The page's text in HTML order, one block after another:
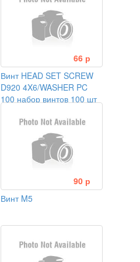
66 р
Винт HEAD SET SCREW
D920 4X6/WASHER PC
100 набор винтов 100 шт
90 р
Винт M5